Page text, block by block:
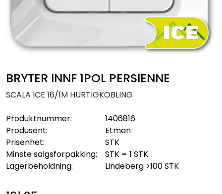
BRYTER INNF 1POL PERSIENNE
SCALA ICE 16/1M HURTIGKOBLING
Produktnummer:
1406816
Produsent:
Etman
Prisenhet:
STK
Minste salgsforpakking:
STK = 1 STK
Lagerbeholdning:
Lindeberg >100 STK
Outlet